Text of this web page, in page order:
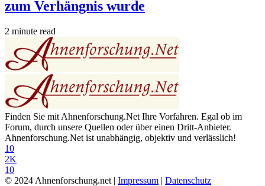
zum Verhängnis wurde
2 minute read
Finden Sie mit Ahnenforschung.Net Ihre Vorfahren. Egal ob im
Forum, durch unsere Quellen oder über einen Dritt-Anbieter.
Ahnenforschung.Net ist unabhängig, objektiv und verlässlich!
10
2K
10
© 2024 Ahnenforschung.net | Impressum | Datenschutz